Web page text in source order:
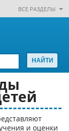
ВСЕ РАЗДЕЛЫ
и оценки